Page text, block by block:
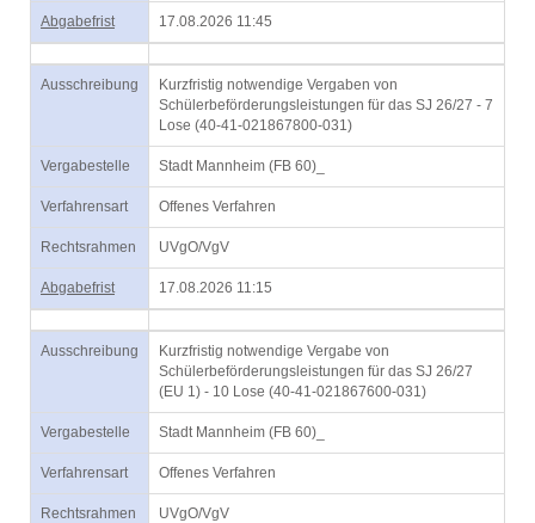
Abgabefrist 17.08.2026 11:45
Ausschreibung
Kurzfristig notwendige Vergaben von
Schülerbeförderungsleistungen für das SJ 26/27 - 7
Lose (40-41-021867800-031)
Vergabestelle Stadt Mannheim (FB 60)_
Verfahrensart Offenes Verfahren
Rechtsrahmen UVgO/VgV
Abgabefrist 17.08.2026 11:15
Ausschreibung
Kurzfristig notwendige Vergabe von
Schülerbeförderungsleistungen für das SJ 26/27
(EU 1) - 10 Lose (40-41-021867600-031)
Vergabestelle Stadt Mannheim (FB 60)_
Verfahrensart Offenes Verfahren
Rechtsrahmen UVgO/VgV